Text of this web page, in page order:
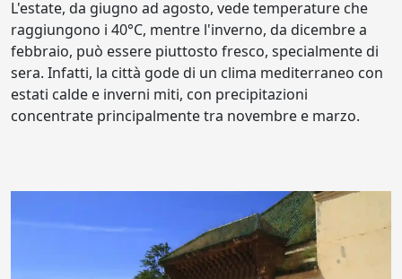
L'estate, da giugno ad agosto, vede temperature che
raggiungono i 40°C, mentre l'inverno, da dicembre a
febbraio, può essere piuttosto fresco, specialmente di
sera. Infatti, la città gode di un clima mediterraneo con
estati calde e inverni miti, con precipitazioni
concentrate principalmente tra novembre e marzo.